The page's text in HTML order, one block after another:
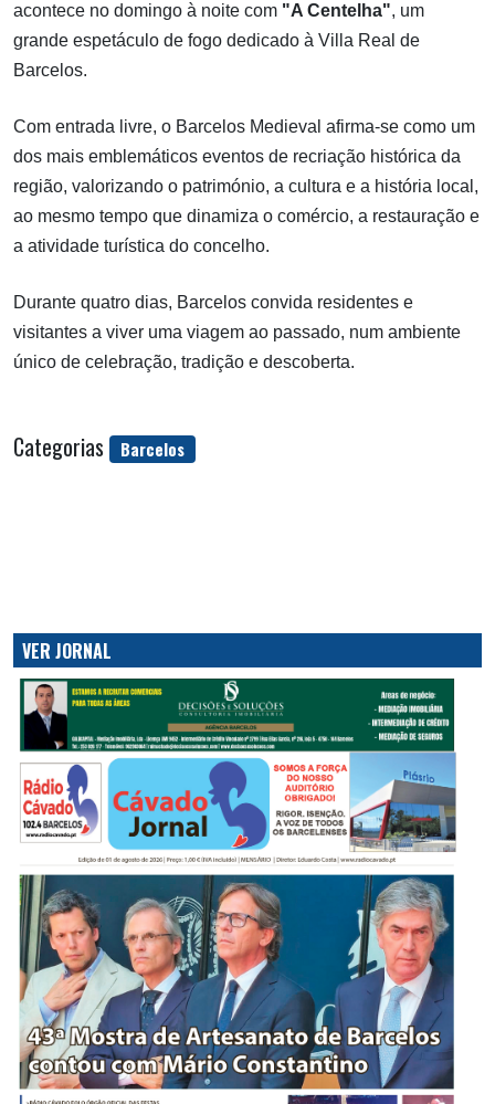
acontece no domingo à noite com "A Centelha", um
grande espetáculo de fogo dedicado à Villa Real de
Barcelos.
Com entrada livre, o Barcelos Medieval afirma-se como um
dos mais emblemáticos eventos de recriação histórica da
região, valorizando o património, a cultura e a história local,
ao mesmo tempo que dinamiza o comércio, a restauração e
a atividade turística do concelho.
Durante quatro dias, Barcelos convida residentes e
visitantes a viver uma viagem ao passado, num ambiente
único de celebração, tradição e descoberta.
Categorias Barcelos
VER JORNAL